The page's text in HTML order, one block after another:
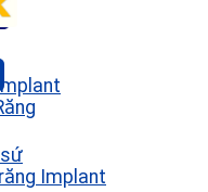
Implant